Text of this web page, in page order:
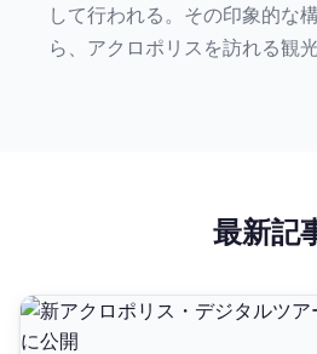
して行われる。その印象的な
ら、アクロポリスを訪れる観
最新記